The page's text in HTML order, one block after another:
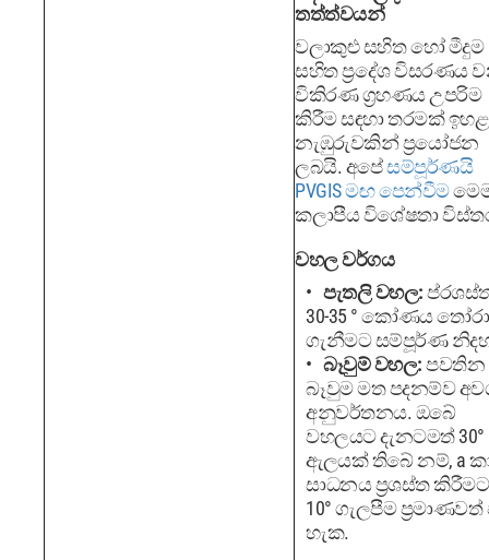
තත්ත්වයන්
වලාකුළු සහිත හෝ මීදුම
සහිත ප්‍රදේශ විසරණය
විකිරණ ග්‍රහණය උපරිම
කිරීම සඳහා තරමක් ඉහළ
නැඹුරුවකින් ප්‍රයෝජන
ලබයි. අපේසම්පූර්ණයි
PVGIS මඟ පෙන්වීම
කලාපීය විශේෂතා
වහල වර්ගය
පැතලි වහල:
30-35 ° කෝණය තෝරා
ගැනීමට සම්පූර්ණ
බෑවුම් වහල:පවතින
බෑවුම මත පදනම්ව
අනුවර්තනය. ඔබේ
වහලයට දැනටමත් 30°
ඇලයක් තිබේ නම්, a
සාධනය ප්‍රශස්ත කිරීමට
10° ගැලපීම
හැක.